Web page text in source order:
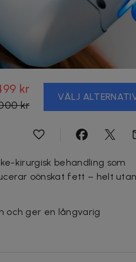
kr
kr
VÄLJ
kirurgisk behandling som
oönskat fett – helt utan
och ger en långvarig